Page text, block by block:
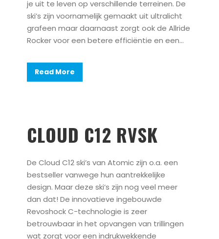
je uit te leven op verschillende terreinen. De
ski’s zijn voornamelijk gemaakt uit ultralicht
grafeen maar daarnaast zorgt ook de Allride
Rocker voor een betere efficiëntie en een...
Read More
CLOUD C12 RVSK
De Cloud C12 ski’s van Atomic zijn o.a. een
bestseller vanwege hun aantrekkelijke
design. Maar deze ski’s zijn nog veel meer
dan dat! De innovatieve ingebouwde
Revoshock C-technologie is zeer
betrouwbaar in het opvangen van trillingen
wat zorgt voor een indrukwekkende